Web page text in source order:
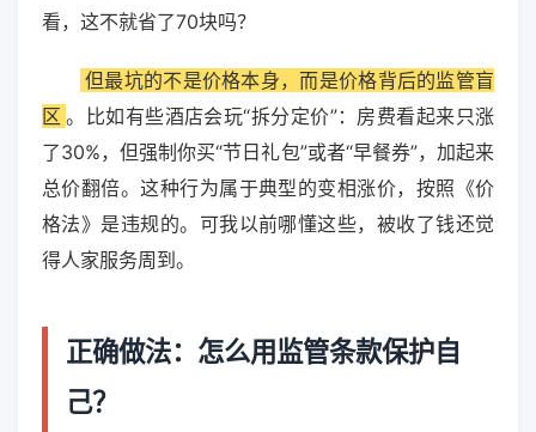
看，这不就省了70块吗？
但最坑的不是价格本身，而是价格背后的监管盲
区 。比如有些酒店会玩“拆分定价”：房费看起来只涨
了30%，但强制你买“节日礼包”或者“早餐券”，加起来
总价翻倍。这种行为属于典型的变相涨价，按照《价
格法》是违规的。可我以前哪懂这些，被收了钱还觉
得人家服务周到。
正确做法：怎么用监管条款保护自
己？